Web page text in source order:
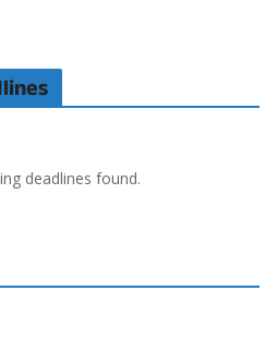
deadlines found.